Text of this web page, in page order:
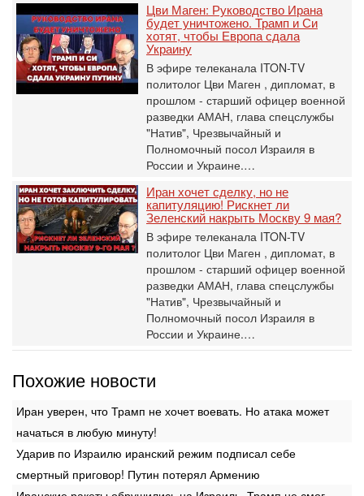
Цви Маген: Руководство Ирана
будет уничтожено. Трамп и Си
хотят, чтобы Европа сдала
Украину
В эфире телеканала ITON-TV
политолог Цви Маген , дипломат, в
прошлом - старший офицер военной
разведки АМАН, глава спецслужбы
"Натив", ‎Чрезвычайный и
Полномочный посол Израиля в
России и Украине.…
Иран хочет сделку, но не
капитуляцию! Рискнет ли
Зеленский накрыть Москву 9 мая?
В эфире телеканала ITON-TV
политолог Цви Маген , дипломат, в
прошлом - старший офицер военной
разведки АМАН, глава спецслужбы
"Натив", ‎Чрезвычайный и
Полномочный посол Израиля в
России и Украине.…
Похожие новости
Иран уверен, что Трамп не хочет воевать. Но атака может
начаться в любую минуту!
Ударив по Израилю иранский режим подписал себе
смертный приговор! Путин потерял Армению